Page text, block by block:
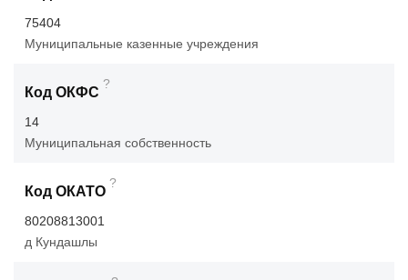
75404
Муниципальные казенные учреждения
Код ОКФС
?
14
Муниципальная собственность
Код ОКАТО
?
80208813001
д Кундашлы